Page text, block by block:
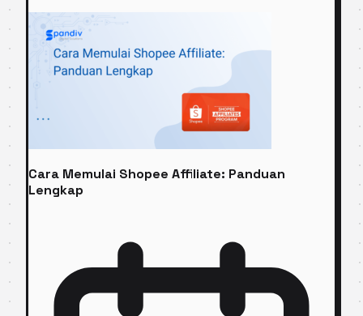
Cara Memulai Shopee Affiliate: Panduan
Lengkap